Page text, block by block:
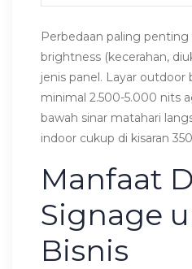
Perbedaan paling penting
brightness (kecerahan,
jenis panel. Layar
minimal 2.500-5.000 nits
bawah sinar matahari
indoor cukup di kisaran
Manfaat
Signage
Bisnis